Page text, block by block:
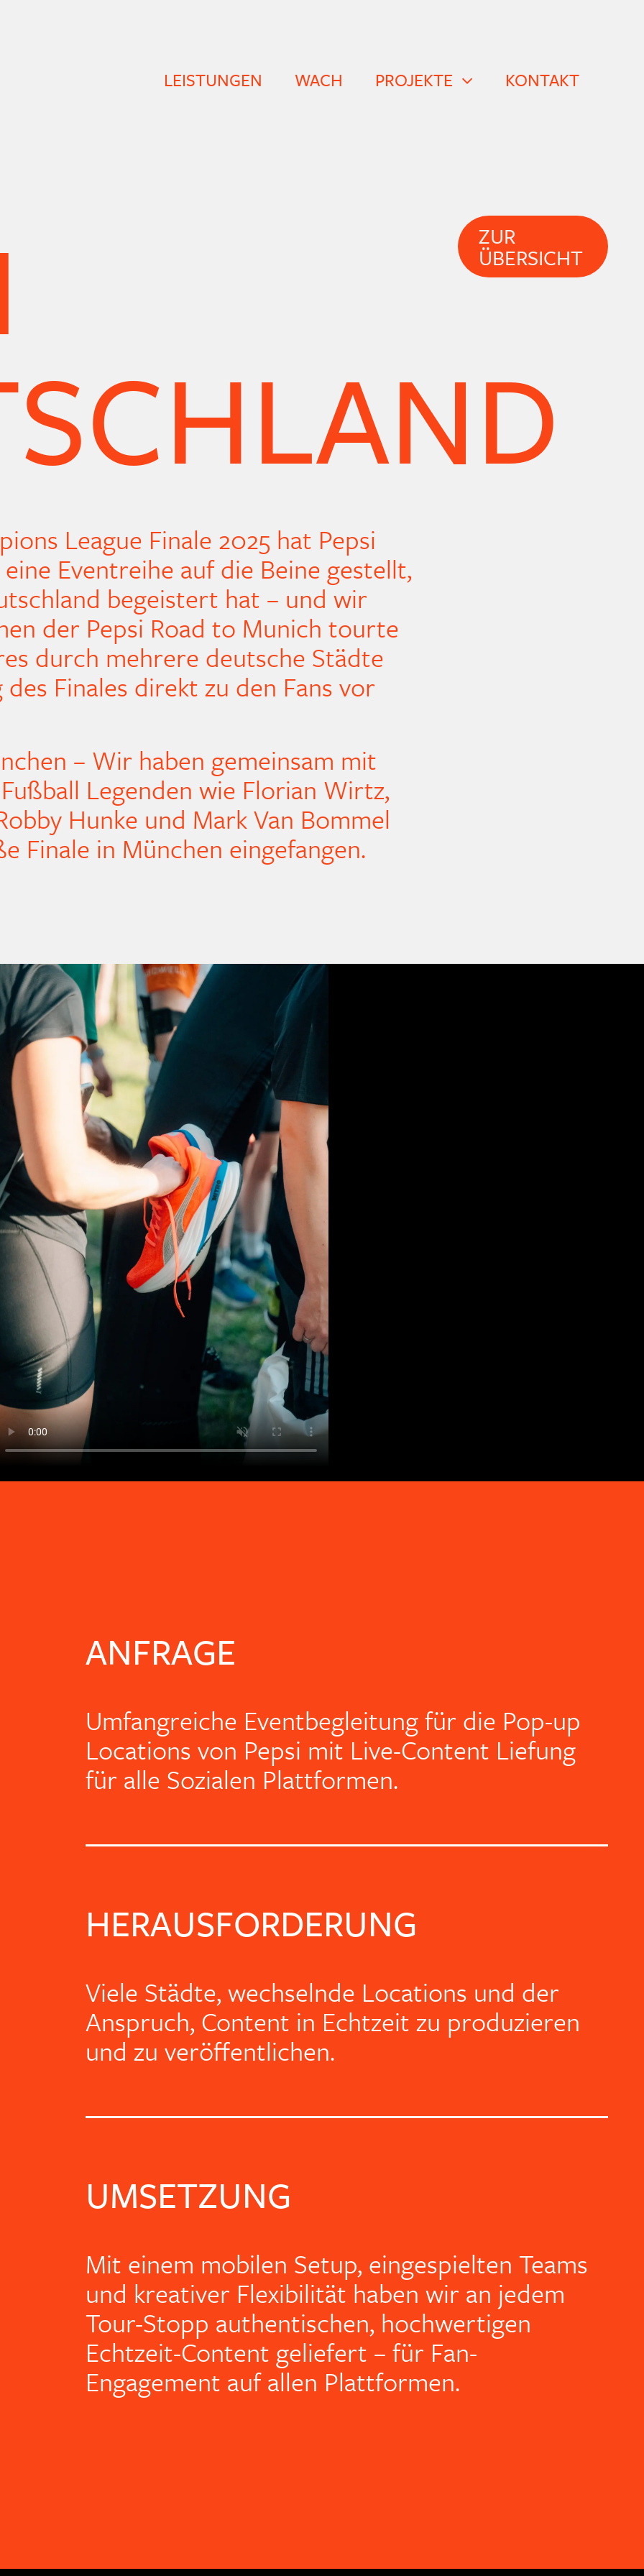
LEISTUNGEN WACH PROJEKTE KONTAKT
League Finale 2025 hat Pepsi
Eventreihe auf die Beine gestellt,
begeistert hat – und wir
der Pepsi Road to Munich tourte
durch mehrere deutsche Städte
Finales direkt zu den Fans vor
– Wir haben gemeinsam mit
Legenden wie Florian Wirtz,
Hunke und Mark Van Bommel
Finale in München eingefangen.
ZUR
ÜBERSICHT
ANFRAGE
Umfangreiche Eventbegleitung für die Pop-up
Locations von Pepsi mit Live-Content Liefung
für alle Sozialen Plattformen.
HERAUSFORDERUNG
Viele Städte, wechselnde Locations und der
Anspruch, Content in Echtzeit zu produzieren
und zu veröffentlichen.
UMSETZUNG
Mit einem mobilen Setup, eingespielten Teams
und kreativer Flexibilität haben wir an jedem
Tour-Stopp authentischen, hochwertigen
Echtzeit-Content geliefert – für Fan-
Engagement auf allen Plattformen.